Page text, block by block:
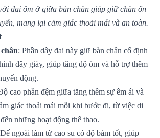
đai ôm ở giữa bàn chân giúp giữ chân ổn
mang lại cảm giác thoải mái và an toàn.
: Phần dây đai này giữ bàn chân cố định
dây giày, giúp tăng độ ôm và hỗ trợ thêm
động.
cao phần đệm giữa tăng thêm sự êm ái và
giác thoải mái mỗi khi bước đi, từ việc di
những hoạt động thể thao.
ngoài làm từ cao su có độ bám tốt, giúp